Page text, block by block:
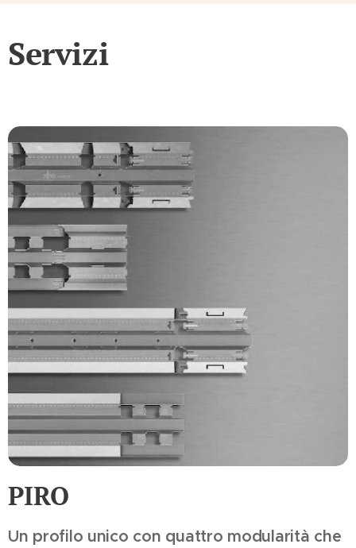
Servizi
PIRO
Un profilo unico con quattro modularità che